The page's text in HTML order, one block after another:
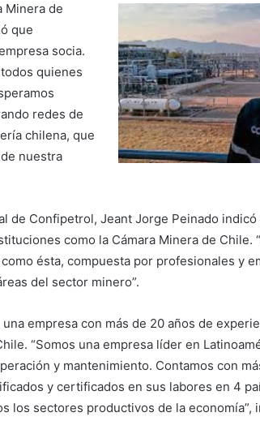
Minera de
que
socia.
quienes
redes de
chilena, que
nuestra
de Confipetrol, Jeant Jorge Peinado indicó
como la Cámara Minera de Chile.
ésta, compuesta por profesionales y
del sector minero”.
empresa con más de 20 años de
“Somos una empresa líder en
y mantenimiento. Contamos con
y certificados en sus labores en 4
los sectores productivos de la economía”,